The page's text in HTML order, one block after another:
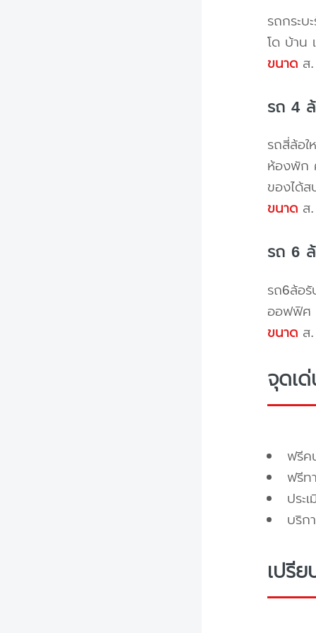
รถกระ
โด บ้าน
ขนาดส.
รถ 4
รถสี่ล้อ
ห้องพัก
ของได้ส
ขนาดส.
รถ 6
รถ6ล้อ
ออฟฟิศ
ขนาดส.
จุดเ
ฟรีค
ฟรีท
ประ
บริก
เปรีย